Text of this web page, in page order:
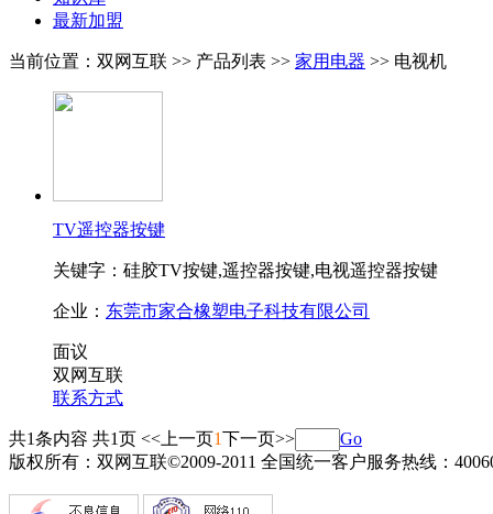
最新加盟
当前位置：双网互联 >> 产品列表 >> 家用电器 >> 电视机
TV遥控器按键
关键字：硅胶TV按键,遥控器按键,电视遥控器按键
企业： 东莞市家合橡塑电子科技有限公司
面议
双网互联
联系方式
共1条内容 共1页 <<上一页1下一页>>
Go
版权所有：双网互联©2009-2011 全国统一客户服务热线：